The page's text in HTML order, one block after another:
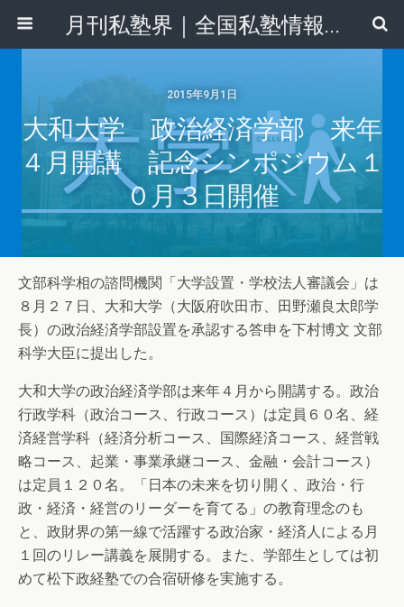
月刊私塾界｜全国私塾情報センター
2015年9月1日
大和大学 政治経済学部 来年
４月開講 記念シンポジウム１
０月３日開催
文部科学相の諮問機関「大学設置・学校法人審議会」は
８月２７日、大和大学（大阪府吹田市、田野瀬良太郎学
長）の政治経済学部設置を承認する答申を下村博文 文部
科学大臣に提出した。
大和大学の政治経済学部は来年４月から開講する。政治
行政学科（政治コース、行政コース）は定員６０名、経
済経営学科（経済分析コース、国際経済コース、経営戦
略コース、起業・事業承継コース、金融・会計コース）
は定員１２０名。「日本の未来を切り開く、政治・行
政・経済・経営のリーダーを育てる」の教育理念のも
と、政財界の第一線で活躍する政治家・経済人による月
１回のリレー講義を展開する。また、学部生としては初
めて松下政経塾での合宿研修を実施する。